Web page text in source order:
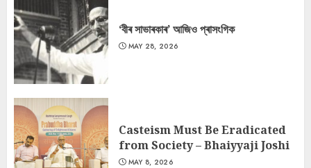
‘বীৰ সাভাৰকাৰ’ আজিও প্ৰাসংগিক
MAY 28, 2026
Casteism Must Be Eradicated
from Society – Bhaiyyaji Joshi
MAY 8, 2026